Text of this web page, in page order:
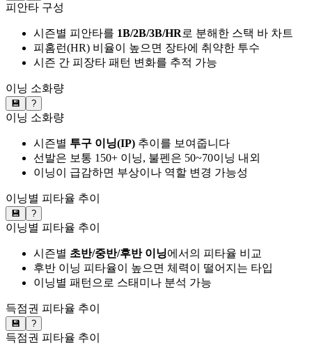
피안타 구성
시즌별 피안타를 1B/2B/3B/HR로 분해한 스택 바 차트
피홈런(HR) 비율이 높으면 장타에 취약한 투수
시즌 간 피장타 패턴 변화를 추적 가능
이닝 소화량
💾 ?
이닝 소화량
시즌별 투구 이닝(IP) 추이를 보여줍니다
선발은 보통 150+ 이닝, 불펜은 50~70이닝 내외
이닝이 급감하면 부상이나 역할 변경 가능성
이닝별 피타율 추이
💾 ?
이닝별 피타율 추이
시즌별 초반/중반/후반 이닝에서의 피타율 비교
후반 이닝 피타율이 높으면 체력이 떨어지는 타입
이닝별 패턴으로 스태미나 분석 가능
득점권 피타율 추이
💾 ?
득점권 피타율 추이